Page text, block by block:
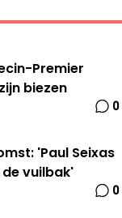
Premier
biezen
0
'Paul Seixas
vuilbak'
0